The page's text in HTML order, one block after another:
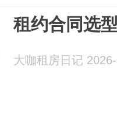
租约合同选
大咖租房日记